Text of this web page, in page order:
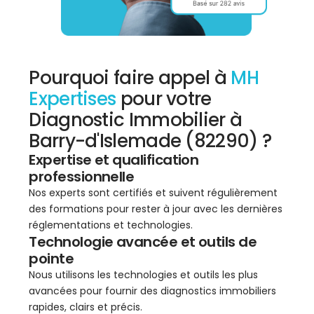
Pourquoi faire appel à MH
Expertises pour votre
Diagnostic Immobilier à
Barry-d'Islemade (82290) ?
Expertise et qualification
professionnelle
Nos experts sont certifiés et suivent régulièrement
des formations pour rester à jour avec les dernières
réglementations et technologies.
Technologie avancée et outils de
pointe
Nous utilisons les technologies et outils les plus
avancées pour fournir des diagnostics immobiliers
rapides, clairs et précis.